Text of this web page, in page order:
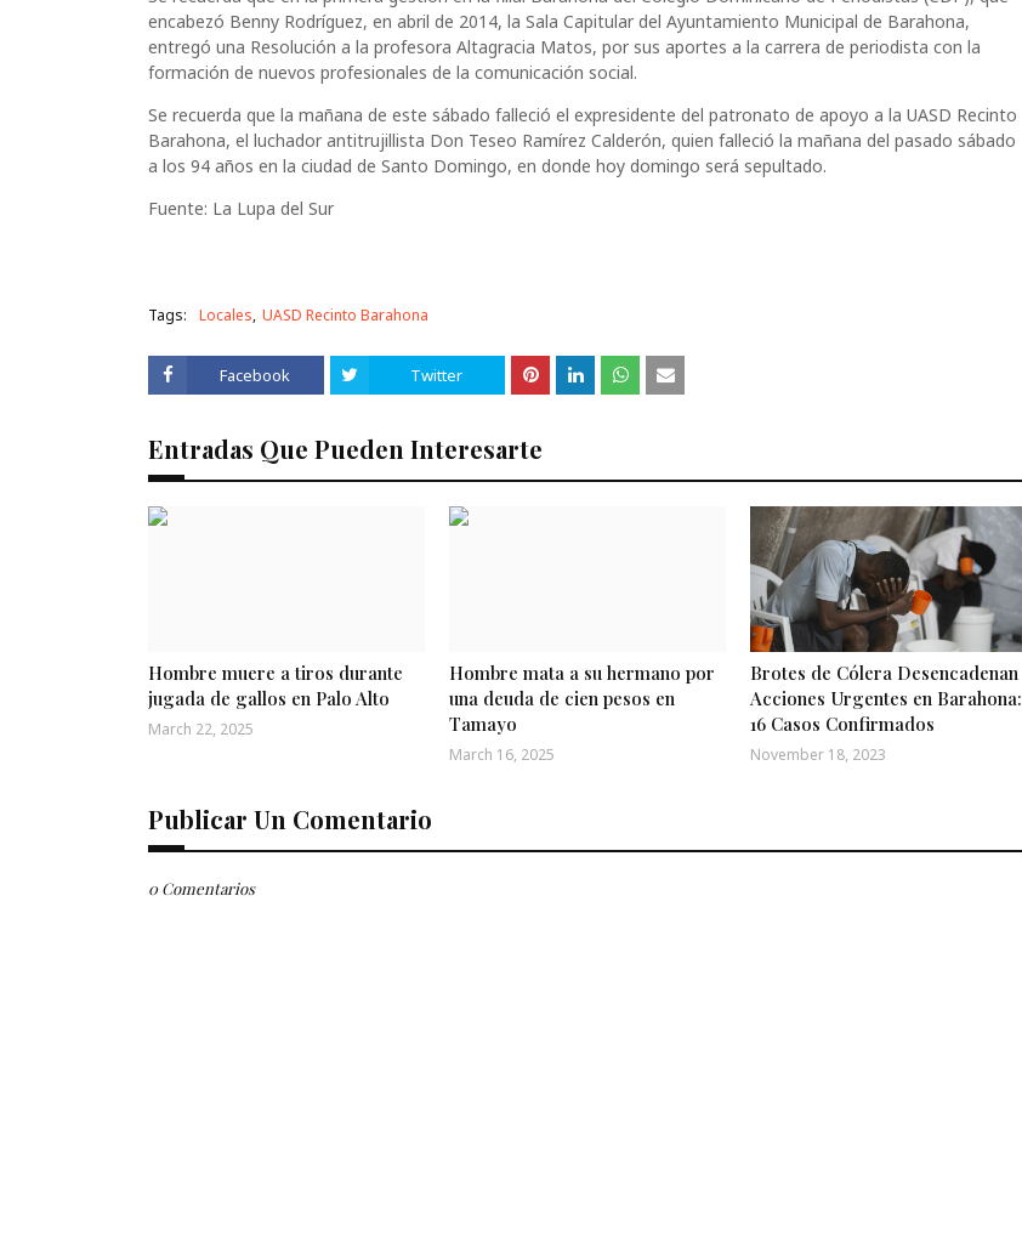
encabezó Benny Rodríguez, en abril de 2014, la Sala Capitular del Ayuntamiento Municipal de Barahona,
entregó una Resolución a la profesora Altagracia Matos, por sus aportes a la carrera de periodista con la
formación de nuevos profesionales de la comunicación social.
Se recuerda que la mañana de este sábado falleció el expresidente del patronato de apoyo a la UASD Recinto
Barahona, el luchador antitrujillista Don Teseo Ramírez Calderón, quien falleció la mañana del pasado sábado
a los 94 años en la ciudad de Santo Domingo, en donde hoy domingo será sepultado.
Fuente: La Lupa del Sur
Tags: Locales UASD Recinto Barahona
Facebook Twitter
Entradas Que Pueden Interesarte
Hombre muere a tiros durante
jugada de gallos en Palo Alto
March 22, 2025
Hombre mata a su hermano por
una deuda de cien pesos en
Tamayo
March 16, 2025
Brotes de Cólera Desencadenan
Acciones Urgentes en Barahona:
16 Casos Confirmados
November 18, 2023
Publicar Un Comentario
0 Comentarios